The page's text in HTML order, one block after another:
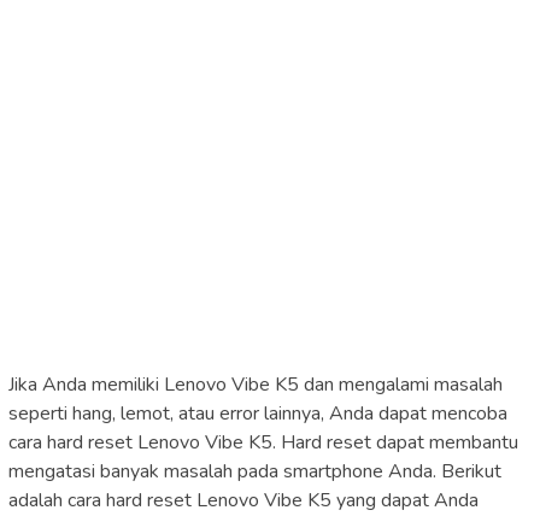
Jika Anda memiliki Lenovo Vibe K5 dan mengalami masalah
seperti hang, lemot, atau error lainnya, Anda dapat mencoba
cara hard reset Lenovo Vibe K5. Hard reset dapat membantu
mengatasi banyak masalah pada smartphone Anda. Berikut
adalah cara hard reset Lenovo Vibe K5 yang dapat Anda